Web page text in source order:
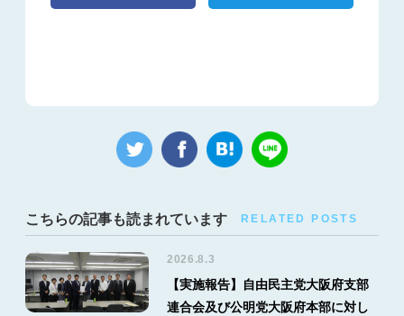
こちらの記事も読まれています RELATED POSTS
2026.8.3
【実施報告】自由民主党大阪府支部
連合会及び公明党大阪府本部に対し